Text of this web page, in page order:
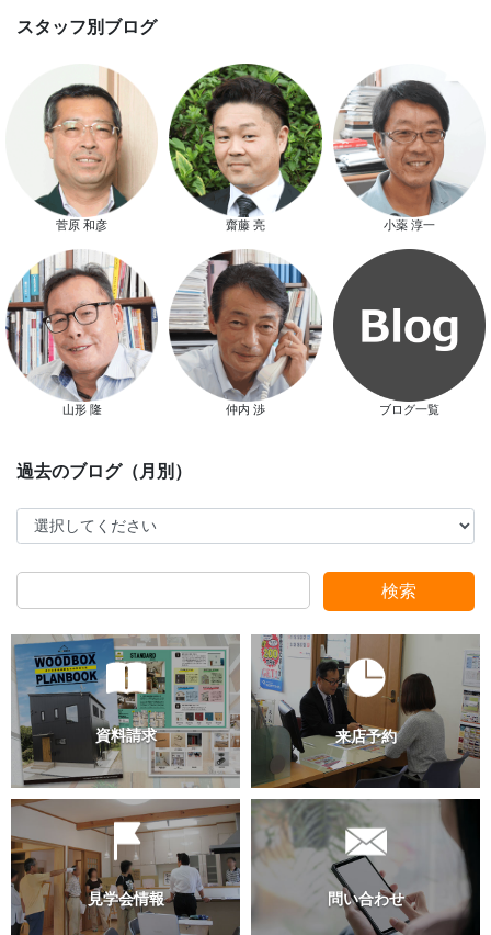
スタッフ別ブログ
菅原 和彦 齋藤 亮 小薬 淳一
山形 隆 仲内 渉 ブログ一覧
過去のブログ（月別）
検索